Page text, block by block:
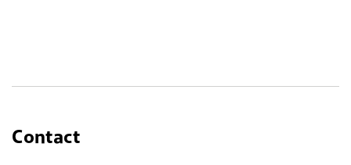
Contact